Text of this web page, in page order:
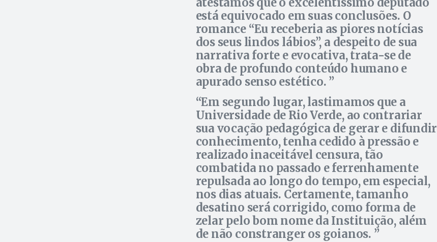
está equivocado em suas conclusões. O
romance “Eu receberia as piores notícias
dos seus lindos lábios”, a despeito de sua
narrativa forte e evocativa, trata-se de
obra de profundo conteúdo humano e
apurado senso estético.
Em segundo lugar, lastimamos que a
Universidade de Rio Verde, ao contrariar
sua vocação pedagógica de gerar e difundir
conhecimento, tenha cedido à pressão e
realizado inaceitável censura, tão
combatida no passado e ferrenhamente
repulsada ao longo do tempo, em especial,
nos dias atuais. Certamente, tamanho
desatino será corrigido, como forma de
zelar pelo bom nome da Instituição, além
de não constranger os goianos.